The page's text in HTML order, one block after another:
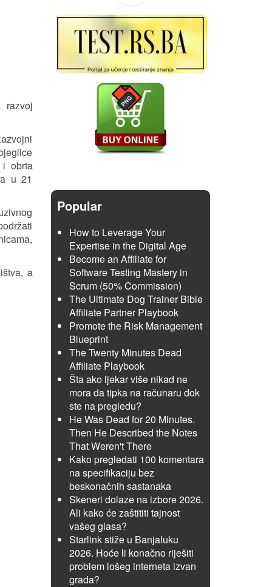
razvoj
i obrta
u 21
a
Popular
How to Leverage Your
Expertise in the Digital Age
Become an Affiliate for
Software Testing Mastery in
Scrum (50% Commission)
The Ultimate Dog Trainer Bible
Affiliate Partner Playbook
Promote the Risk Management
Blueprint
The Twenty Minutes Dead
Affiliate Playbook
Šta ako ljekar više nikad ne
mora da tipka na računaru dok
ste na pregledu?
He Was Dead for 20 Minutes.
Then He Described the Notes
That Weren't There
Kako pregledati 100 komentara
na specifikaciju bez
beskonačnih sastanaka
Skeneri dolaze na izbore 2026.
Ali kako će zaštititi tajnost
vašeg glasa?
Starlink stiže u Banjaluku
2026. Hoće li konačno riješiti
problem lošeg interneta izvan
grada?